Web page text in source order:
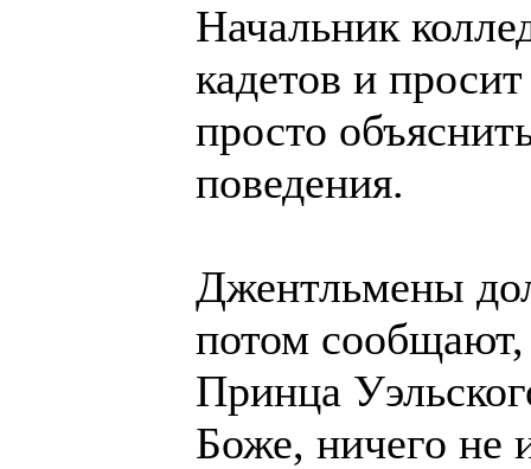
Начальник
кадетов и
просто
поведения.
Джентльмены
потом сообщают,
Принца
Боже, ничего не